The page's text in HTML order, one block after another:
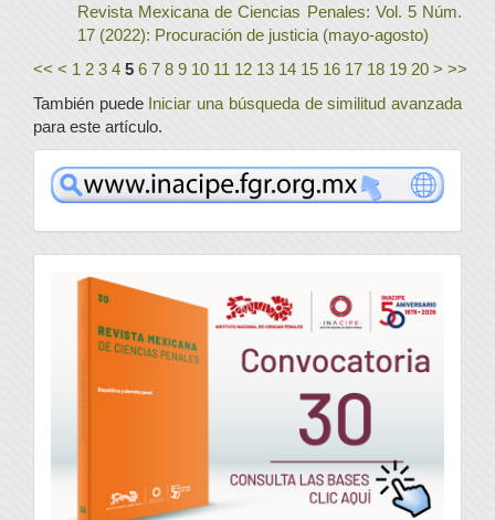
Revista Mexicana de Ciencias Penales: Vol. 5 Núm.
17 (2022): Procuración de justicia (mayo-agosto)
<< < 1 2 3 4 5 6 7 8 9 10 11 12 13 14 15 16 17 18 19 20 > >>
También puede Iniciar una búsqueda de similitud avanzada
para este artículo.
www
convocatoria